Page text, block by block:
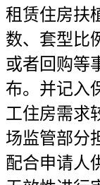
租赁住房扶
数、套型比
或者回购等
布。并记入
工住房需求
场监管部分
配合申请人